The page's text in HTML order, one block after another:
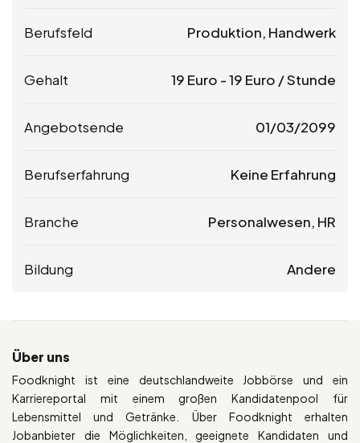
Berufsfeld Produktion, Handwerk
Gehalt 19 Euro -19 Euro / Stunde
Angebotsende 01/03/2099
Berufserfahrung Keine Erfahrung
Branche Personalwesen, HR
Bildung Andere
Über uns
Foodknight ist eine deutschlandweite Jobbörse und ein
Karriereportal mit einem großen Kandidatenpool für
Lebensmittel und Getränke. Über Foodknight erhalten
Jobanbieter die Möglichkeiten, geeignete Kandidaten und